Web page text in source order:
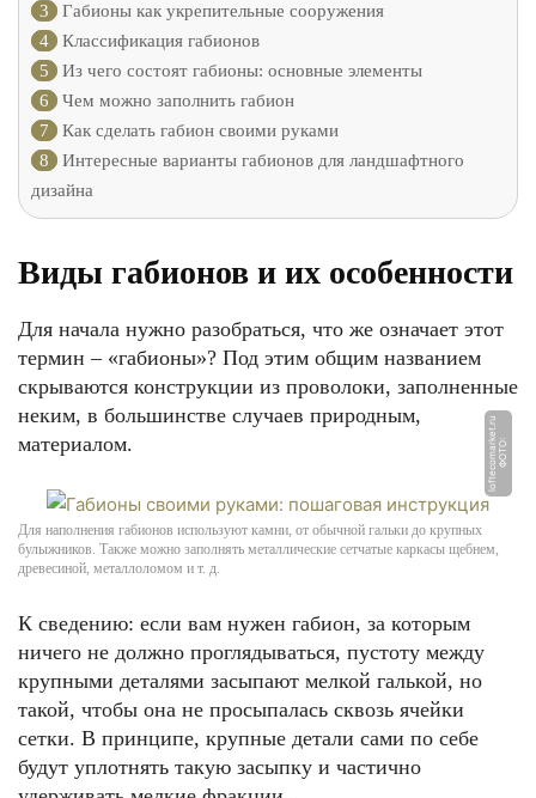
3
Габионы как укрепительные сооружения
4
Классификация габионов
5
Из чего состоят габионы: основные элементы
6
Чем можно заполнить габион
7
Как сделать габион своими руками
8
Интересные варианты габионов для ландшафтного
дизайна
Виды габионов и их особенности
Для начала нужно разобраться, что же означает этот
термин – «габионы»? Под этим общим названием
скрываются конструкции из проволоки, заполненные
неким, в большинстве случаев природным,
материалом.
Ф
О
Т
О:
l
o
f
t
e
c
o
m
a
r
k
e
t.
r
u
Для наполнения габионов используют камни, от обычной гальки до крупных
булыжников. Также можно заполнять металлические сетчатые каркасы щебнем,
древесиной, металлоломом и т. д.
К сведению: если вам нужен габион, за которым
ничего не должно проглядываться, пустоту между
крупными деталями засыпают мелкой галькой, но
такой, чтобы она не просыпалась сквозь ячейки
сетки. В принципе, крупные детали сами по себе
будут уплотнять такую засыпку и частично